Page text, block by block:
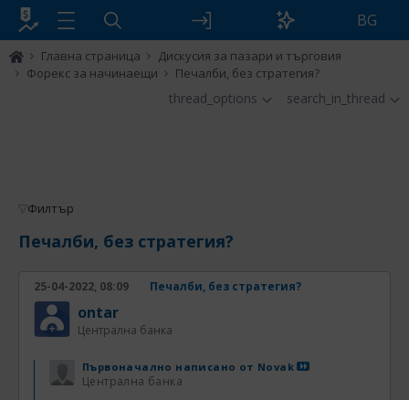
BG
Главна страница
Дискусия за пазари и търговия
Форекс за начинаещи
Печалби, без стратегия?
thread_options search_in_thread
Филтър
Печалби, без стратегия?
25-04-2022, 08:09 Печалби, без стратегия?
ontar
Централна банка
Първоначално написано от Novak
Централна банка